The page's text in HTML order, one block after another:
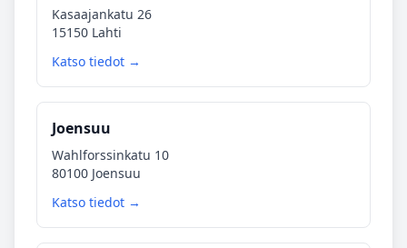
Kasaajankatu 26
15150 Lahti
Katso tiedot →
Joensuu
Wahlforssinkatu 10
80100 Joensuu
Katso tiedot →